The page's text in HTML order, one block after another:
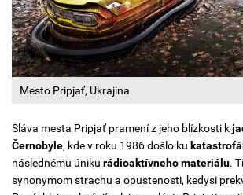
Mesto Pripjať, Ukrajina
Sláva mesta Pripjať pramení z jeho blízkosti k
Černobyle, kde v roku 1986 došlo ku
následnému úniku rádioaktívneho materiálu.
synonymom strachu a opustenosti, kedysi